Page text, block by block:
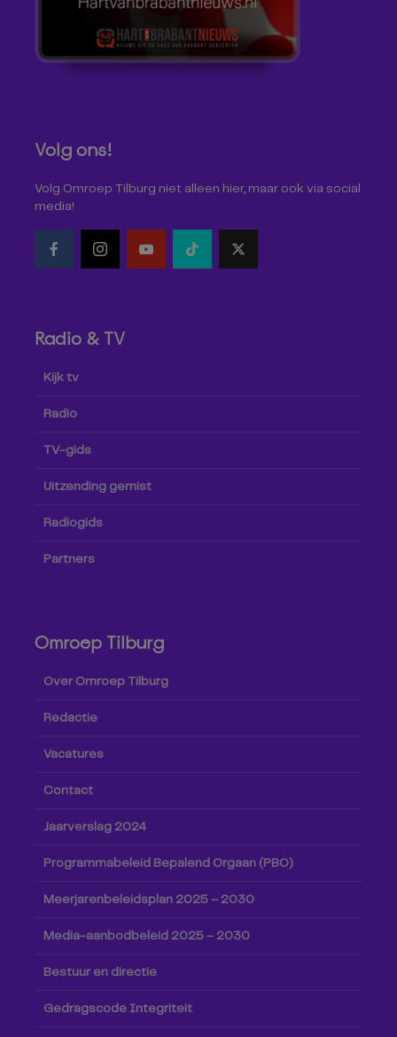
Volg ons!
Volg Omroep Tilburg niet alleen hier, maar ook via social
media!
Radio & TV
Kijk tv
Radio
TV-gids
Uitzending gemist
Radiogids
Partners
Omroep Tilburg
Over Omroep Tilburg
Redactie
Vacatures
Contact
Jaarverslag 2024
Programmabeleid Bepalend Orgaan (PBO)
Meerjarenbeleidsplan 2025 – 2030
Media-aanbodbeleid 2025 – 2030
Bestuur en directie
Gedragscode Integriteit